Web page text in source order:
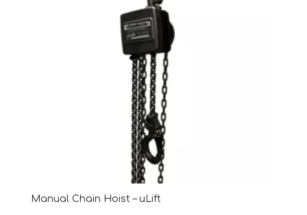
Manual Chain Hoist – uLift